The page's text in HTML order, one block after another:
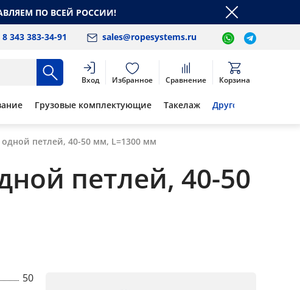
ПО ВСЕЙ РОССИИ!
8 343 383-34-91 sales@ropesystems.ru
Вход Избранное Сравнение Корзина
Грузовые комплектующие Такелаж Другое
петлей, 40-50 мм, L=1300 мм
петлей, 40-50
50